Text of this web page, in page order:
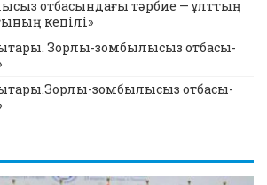
отбасындағы тәрбие — ұлттың
кепілі»
Зорлық-зомбылықсыз отбасы-
зомбылықсыз отбасы-